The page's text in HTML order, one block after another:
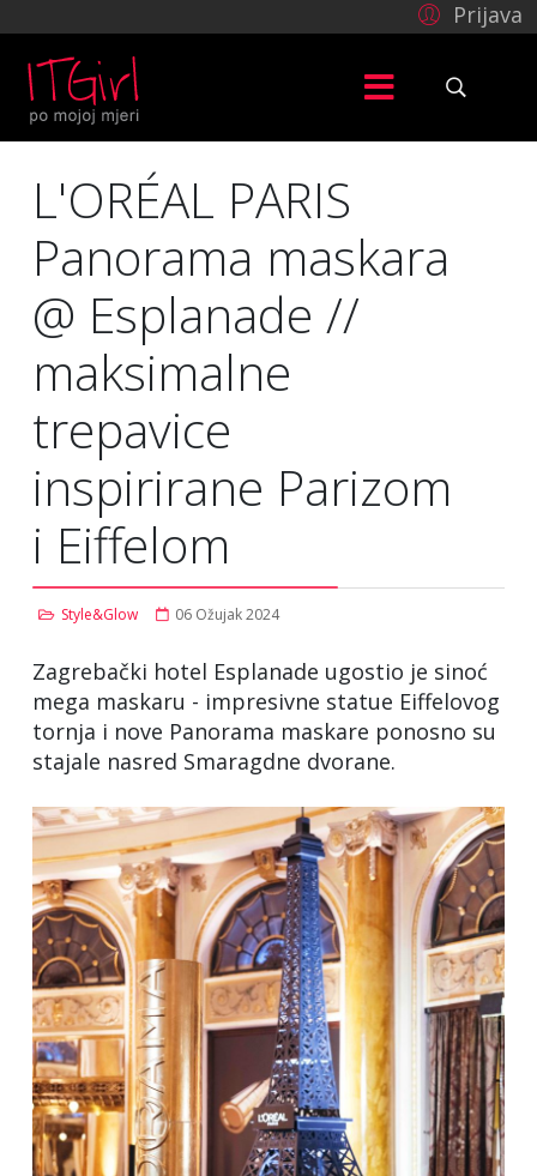
Prijava
L'ORÉAL PARIS
Panorama maskara
@ Esplanade //
maksimalne
trepavice
inspirirane Parizom
i Eiffelom
Style&Glow 06 Ožujak 2024
Zagrebački hotel Esplanade ugostio je sinoć
mega maskaru - impresivne statue Eiffelovog
tornja i nove Panorama maskare ponosno su
stajale nasred Smaragdne dvorane.